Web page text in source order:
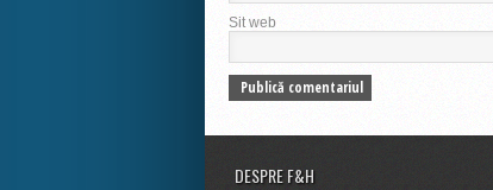
Sit web
DESPRE F&H